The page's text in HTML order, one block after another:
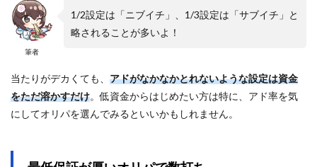
筆者
1/2設定は「ニブイチ」、1/3設定は「サブイチ」と
略されることが多いよ！
当たりがデカくても、 アドがなかなかとれないような設定は資金
をただ溶かすだけ。低資金からはじめたい方は特に、アド率を気
にしてオリパを選んでみるといいかもしれません。